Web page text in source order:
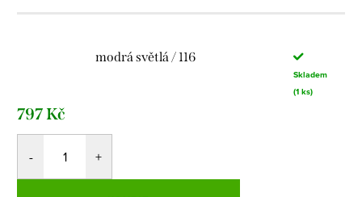
modrá světlá / 116
Skladem
(1 ks)
797 Kč